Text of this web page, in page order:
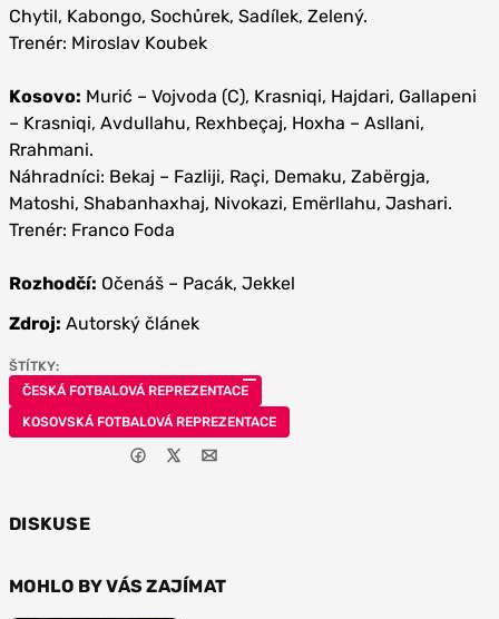
Chytil, Kabongo, Sochůrek, Sadílek, Zelený.
Trenér: Miroslav Koubek
Kosovo: Murić – Vojvoda (C), Krasniqi, Hajdari, Gallapeni
– Krasniqi, Avdullahu, Rexhbeçaj, Hoxha – Asllani,
Rrahmani.
Náhradníci: Bekaj – Fazliji, Raçi, Demaku, Zabërgja,
Matoshi, Shabanhaxhaj, Nivokazi, Emërllahu, Jashari.
Trenér: Franco Foda
Rozhodčí: Očenáš – Pacák, Jekkel
Zdroj: Autorský článek
ŠTÍTKY:
ČESKÁ FOTBALOVÁ REPREZENTACE
KOSOVSKÁ FOTBALOVÁ REPREZENTACE
DISKUSE
MOHLO BY VÁS ZAJÍMAT